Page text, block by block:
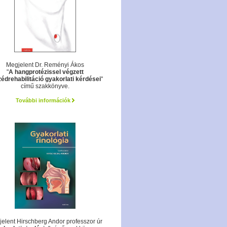
Megjelent Dr. Reményi Ákos
"A hangprotézissel végzett
gyakorlati kérdései"
című szakkönyve.
További információk
Hirschberg Andor professzor úr